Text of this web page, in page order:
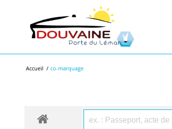
Accueil / co-marquage